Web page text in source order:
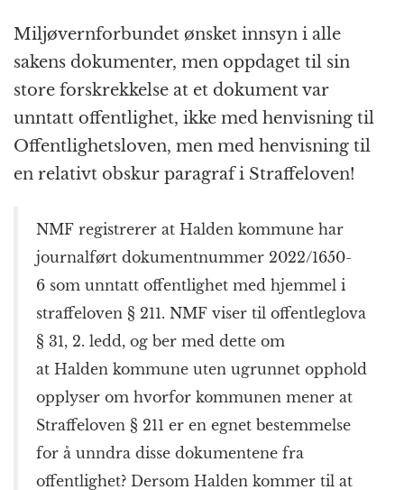
Miljøvernforbundet ønsket innsyn i alle
sakens dokumenter, men oppdaget til sin
store forskrekkelse at et dokument var
unntatt offentlighet, ikke med henvisning til
Offentlighetsloven, men med henvisning til
en relativt obskur paragraf i Straffeloven!
NMF registrerer at Halden kommune har
journalført dokumentnummer 2022/1650-
6 som unntatt offentlighet med hjemmel i
straffeloven § 211. NMF viser til offentleglova
§ 31, 2. ledd, og ber med dette om
at Halden kommune uten ugrunnet opphold
opplyser om hvorfor kommunen mener at
Straffeloven § 211 er en egnet bestemmelse
for å unndra disse dokumentene fra
offentlighet? Dersom Halden kommer til at